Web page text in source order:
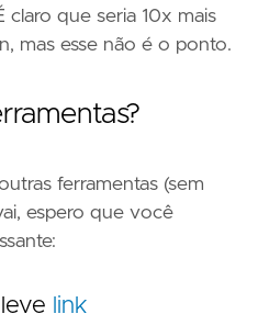
claro que seria 10x mais
mas esse não é o ponto.
ferramentas (sem
espero que você
link